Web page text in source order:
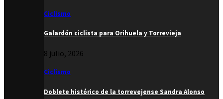
Ciclismo
Galardón ciclista para Orihuela y Torrevieja
8 julio, 2026
Ciclismo
Doblete histórico de la torrevejense Sandra Alonso